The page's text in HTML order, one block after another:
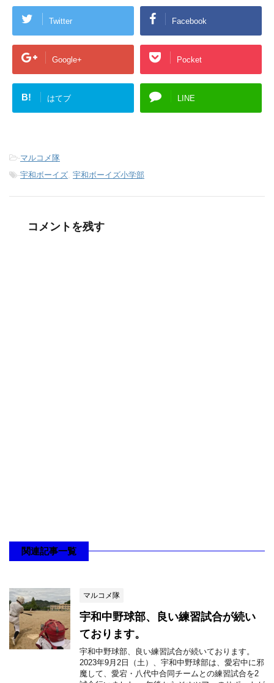
Twitter Facebook
Google+ Pocket
B! はてブ LINE
-マルコメ隊
-宇和ボーイズ, 宇和ボーイズ小学部
コメントを残す
関連記事一覧
マルコメ隊
宇和中野球部、良い練習試合が続い
ております。
宇和中野球部、良い練習試合が続いております。
2023年9月2日（土）、宇和中野球部は、愛宕中に邪
魔して、愛宕・八代中合同チームとの練習試合を2